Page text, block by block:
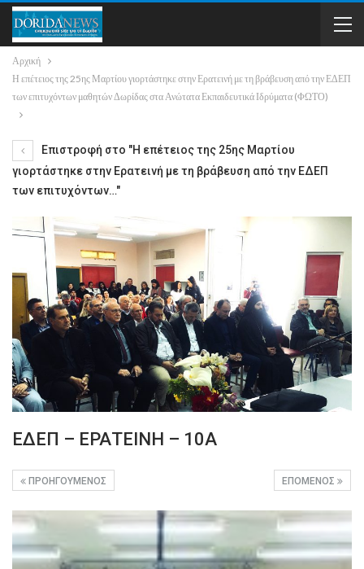
Αρχική
Η επέτειος της 25ης Μαρτίου γιορτάστηκε στην Ερατεινή με τη βράβευση από την ΕΔΕΠ
των επιτυχόντων μαθητών Δωρίδας στα Ανώτατα Εκπαιδευτικά Ιδρύματα (ΦΩΤΟ)
Επιστροφή στο "Η επέτειος της 25ης Μαρτίου
γιορτάστηκε στην Ερατεινή με τη βράβευση από την ΕΔΕΠ
των επιτυχόντων…"
ΕΔΕΠ – ΕΡΑΤΕΙΝΗ – 10Α
ΕΠΌΜΕΝΟΣ
ΠΡΟΗΓΟΎΜΕΝΟΣ